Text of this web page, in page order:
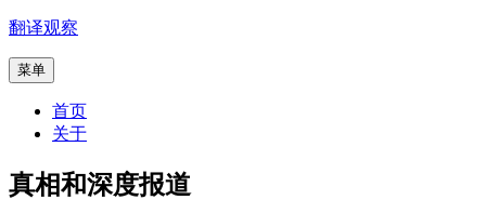
跳
内
翻译观察
菜单
首页
关于
真相和深度报道